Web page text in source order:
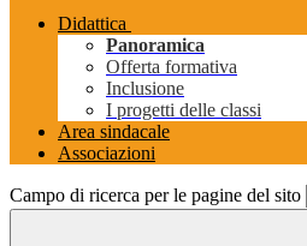
Didattica
Panoramica
Offerta formativa
Inclusione
I progetti delle classi
Area sindacale
Associazioni
Campo di ricerca per le pagine del sito